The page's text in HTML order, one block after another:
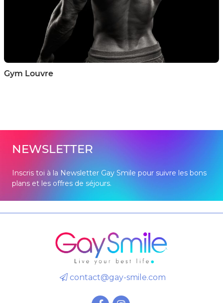
Gym Louvre
NEWSLETTER
Inscris toi à la Newsletter Gay Smile pour suivre les bons
plans et les offres de séjours.
contact@gay-smile.com